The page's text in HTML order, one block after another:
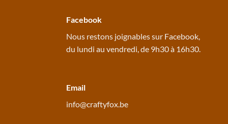
Facebook
Nous restons joignables sur Facebook,
du lundi au vendredi, de 9h30 à 16h30.
Email
info@craftyfox.be